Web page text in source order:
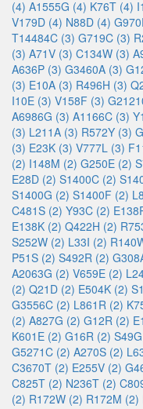
(4) A1555G (4) K76T (4)
V179D (4) N88D (4)
T14484C (3) G719C (3)
(3) A71V (3) C134W (3)
A636P (3) G3460A (3)
(3) E10A (3) R496H (3)
I10E (3) V158F (3)
A6986G (3) A1166C (3)
(3) L211A (3) R572Y (3)
(3) E23K (3) V777L (3)
(2) I148M (2) G250E (2)
E28D (2) S1400C (2)
S1400G (2) S1400F (2)
C481S (2) Y93C (2)
E138K (2) Q422H (2)
S252W (2) L33I (2)
P51S (2) S492R (2)
A2063G (2) V659E (2)
(2) Q21D (2) E504K (2)
G3556C (2) L861R (2)
(2) A827G (2) G12R (2)
K601E (2) G16R (2)
G5271C (2) A270S (2)
C3670T (2) E255V (2)
C825T (2) N236T (2)
(2) R172W (2) R172M (2)